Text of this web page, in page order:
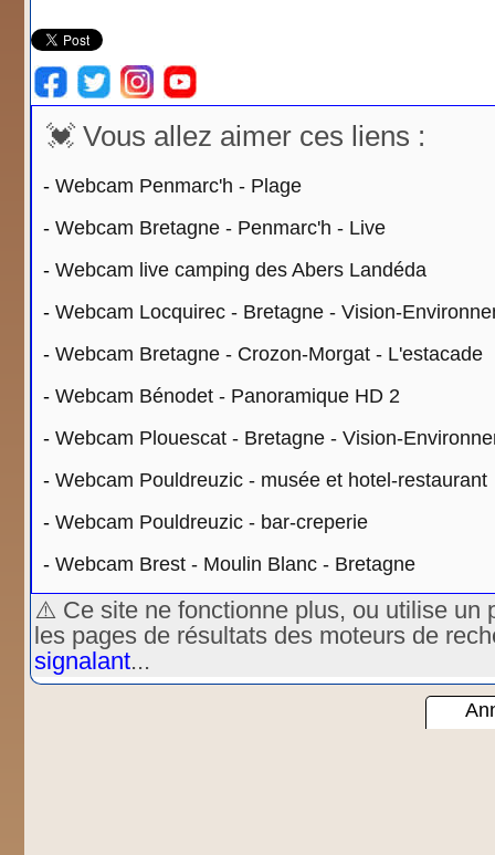
💓 Vous allez aimer ces liens :
- Webcam Penmarc'h - Plage
- Webcam Bretagne - Penmarc'h - Live
- Webcam live camping des Abers Landéda
- Webcam Locquirec - Bretagne - Vision-
- Webcam Bretagne - Crozon-Morgat - L'estacade
- Webcam Bénodet - Panoramique HD 2
- Webcam Plouescat - Bretagne - Vision-
- Webcam Pouldreuzic - musée et hotel-restaurant
- Webcam Pouldreuzic - bar-creperie
- Webcam Brest - Moulin Blanc - Bretagne
⚠️ Ce site ne fonctionne plus, ou utilise un
les pages de résultats des moteurs de
signalant...